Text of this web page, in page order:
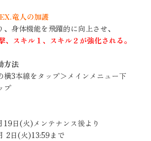
竜人の加護
身体機能を飛躍的に向上させ、
、スキル１、スキル２が強化される。
方法
横3本線をタップ＞メインメニュー下
プ
日(火)メンテナンス後より
2日(火)13:59まで